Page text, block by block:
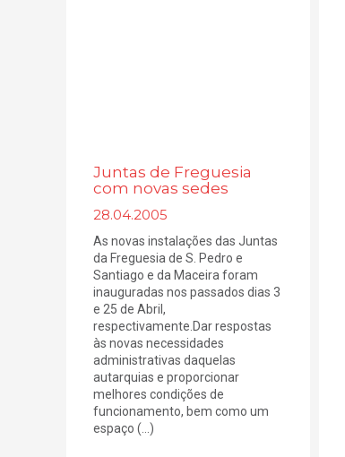
Juntas de Freguesia
com novas sedes
28.04.2005
As novas instalações das Juntas
da Freguesia de S. Pedro e
Santiago e da Maceira foram
inauguradas nos passados dias 3
e 25 de Abril,
respectivamente.Dar respostas
às novas necessidades
administrativas daquelas
autarquias e proporcionar
melhores condições de
funcionamento, bem como um
espaço (...)